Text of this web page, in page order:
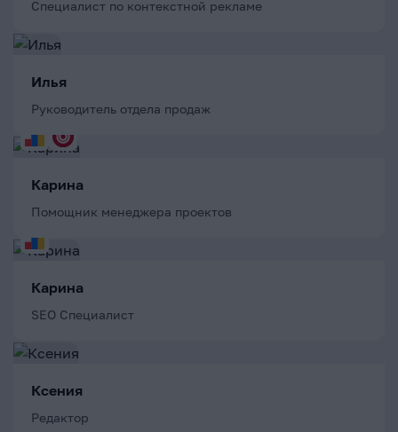
Специалист по контекстной рекламе
Илья
Руководитель отдела продаж
Карина
Помощник менеджера проектов
Карина
SEO Специалист
Ксения
Редактор